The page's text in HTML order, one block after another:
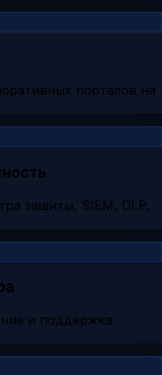
порталов на
защиты, SIEM, DLP,
и поддержка